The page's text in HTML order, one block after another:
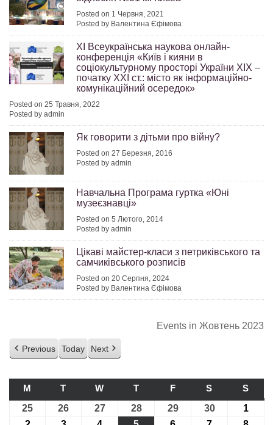
Posted on 1 Червня, 2021
Posted by Валентина Єфімова
XI Всеукраїнська наукова онлайн-
конференція «Київ і кияни в
соціокультурному просторі України ХІХ –
початку ХХІ ст.: місто як інформаційно-
комунікаційний осередок»
Posted on 25 Травня, 2022
Posted by admin
Як говорити з дітьми про війну?
Posted on 27 Березня, 2016
Posted by admin
Навчальна Програма гуртка «Юні
музеєзнавці»
Posted on 5 Лютого, 2014
Posted by admin
Цікаві майстер-класи з петриківського та
самчиківського розписів
Posted on 20 Серпня, 2024
Posted by Валентина Єфімова
Events in Жовтень 2023
Previous Today Next
M ПОНЕДІЛОК
T ВІВТОРОК
W СЕРЕДА
TЧЕТВЕР
FП’ЯТНИЦЯ
S СУБОТА
S
25 25.09.2023
26 26.09.2023
2727.09.2023
2828.09.2023
2929.09.2023
3030.09.2023
1